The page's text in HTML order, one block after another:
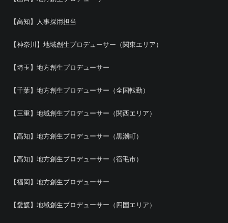
【高知】人事採用担当
【神奈川】地域創生プロデューサー（関東エリア）
【埼玉】地方創生プロデューサー
【千葉】地方創生プロデューサー（全国転勤）
【三重】地域創生プロデューサー（関西エリア）
【高知】地方創生プロデューサー（黒潮町）
【高知】地方創生プロデューサー（宿毛市）
【福岡】地方創生プロデューサー
【愛媛】地域創生プロデューサー（四国エリア）